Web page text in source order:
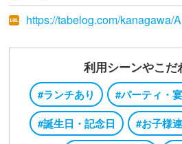
https://tabelog.com/kanagawa/
利用シーンやこだ
#ランチあり #パーティ・
#誕生日・記念日
#お子様